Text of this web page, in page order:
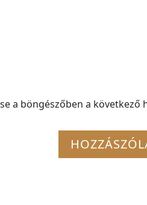
a böngészőben a következő